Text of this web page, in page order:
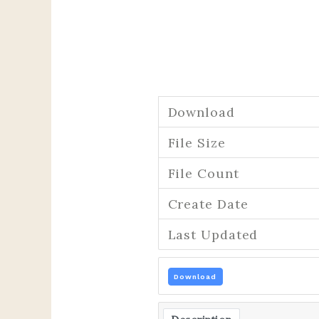
Download
File Size
File Count
Create Date
Last Updated
Download